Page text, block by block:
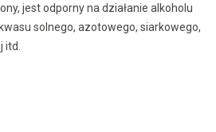
jest odporny na działanie alkoholu
solnego, azotowego, siarkowego,
itd.